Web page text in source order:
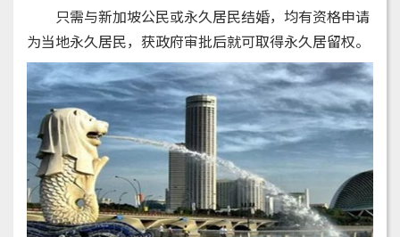
只需与新加坡公民或永久居民结婚，均有资格申请
为当地永久居民，获政府审批后就可取得永久居留权。